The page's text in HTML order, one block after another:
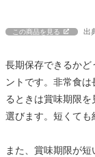
この商品を見る 出
長期保存できるかど
ントです。非常食
るときは賞味期限
選びます。短くても
また、賞味期限が短